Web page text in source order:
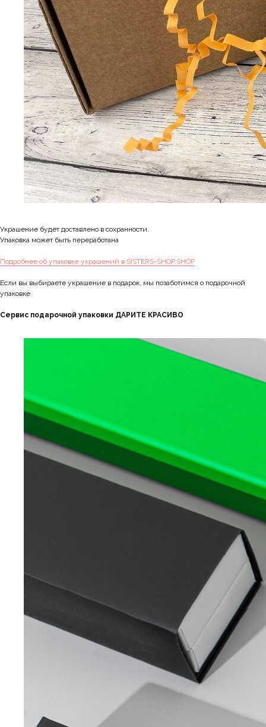
Украшение будет доставлено в сохранности.
Упаковка может быть переработана
Подробнее об упаковке украшений в SISTERS-SHOP.SHOP
Если вы выбираете украшение в подарок, мы позаботимся о подарочной
упаковке
Сервис подарочной упаковки ДАРИТЕ КРАСИВО